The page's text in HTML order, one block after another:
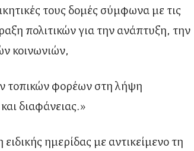
τους δομές σύμφωνα με τις
πολιτικών για την ανάπτυξη, την
κοινωνιών,
τοπικών φορέων στη λήψη
διαφάνειας.»
ημερίδας με αντικείμενο τη